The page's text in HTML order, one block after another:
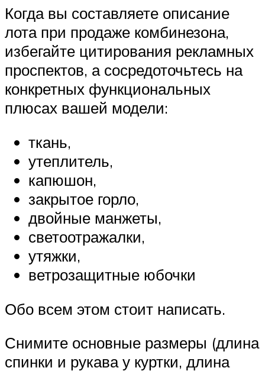
Когда вы составляете описание
лота при продаже комбинезона,
избегайте цитирования рекламных
проспектов, а сосредоточьтесь на
конкретных функциональных
плюсах вашей модели:
ткань,
утеплитель,
капюшон,
закрытое горло,
двойные манжеты,
светоотражалки,
утяжки,
ветрозащитные юбочки
Обо всем этом стоит написать.
Снимите основные размеры (длина
спинки и рукава у куртки, длина